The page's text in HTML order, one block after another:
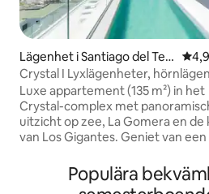
Lägenhet i Santiago del Teid
e
Crystal I Lyxlägenheter,
med...
Luxe appartement (135 m²) in het
Crystal-complex met
uitzicht op zee, La Gomera en de
van Los Gigantes. Geniet van
zwembad en zonsondergangen. 2
slaapkamers met en suite
Populära